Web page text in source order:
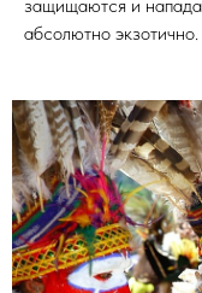
защищаются и
абсолютно экзотично.